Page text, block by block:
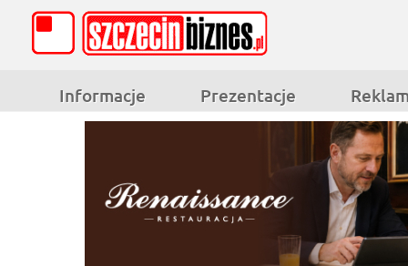
Informacje Prezentacje